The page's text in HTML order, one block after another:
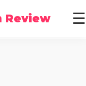
Review ☰